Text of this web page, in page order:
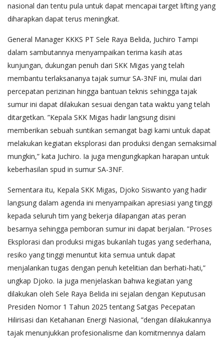
nasional dan tentu pula untuk dapat mencapai target lifting yang
diharapkan dapat terus meningkat.
General Manager KKKS PT Sele Raya Belida, Juchiro Tampi
dalam sambutannya menyampaikan terima kasih atas
kunjungan, dukungan penuh dari SKK Migas yang telah
membantu terlaksananya tajak sumur SA-3NF ini, mulai dari
percepatan perizinan hingga bantuan teknis sehingga tajak
sumur ini dapat dilakukan sesuai dengan tata waktu yang telah
ditargetkan. ”Kepala SKK Migas hadir langsung disini
memberikan sebuah suntikan semangat bagi kami untuk dapat
melakukan kegiatan eksplorasi dan produksi dengan semaksimal
mungkin,” kata Juchiro. Ia juga mengungkapkan harapan untuk
keberhasilan spud in sumur SA-3NF.
Sementara itu, Kepala SKK Migas, Djoko Siswanto yang hadir
langsung dalam agenda ini menyampaikan apresiasi yang tinggi
kepada seluruh tim yang bekerja dilapangan atas peran
besarnya sehingga pemboran sumur ini dapat berjalan. ”Proses
Eksplorasi dan produksi migas bukanlah tugas yang sederhana,
resiko yang tinggi menuntut kita semua untuk dapat
menjalankan tugas dengan penuh ketelitian dan berhati-hati,”
ungkap Djoko. Ia juga menjelaskan bahwa kegiatan yang
dilakukan oleh Sele Raya Belida ini sejalan dengan Keputusan
Presiden Nomor 1 Tahun 2025 tentang Satgas Pecepatan
Hilirisasi dan Ketahanan Energi Nasional, ”dengan dilakukannya
tajak menunjukkan profesionalisme dan komitmennya dalam